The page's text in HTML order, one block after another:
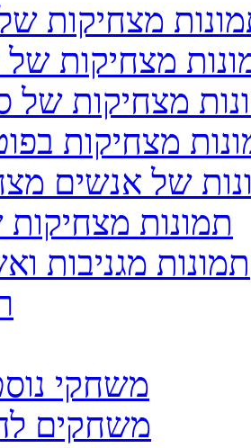
מצחיקות
מצחיקות של
מצחיקות של
מצחיקות
של אנשים
תמונות מצחיקות
תמונות מגניבות
משחקי
משחקים